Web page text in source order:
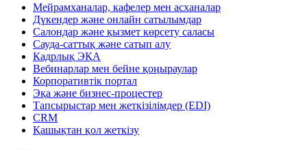
Мейрамханалар, кафелер мен асханалар
Дүкендер және онлайн сатылымдар
Салондар және қызмет көрсету саласы
Сауда-саттық және сатып алу
Кадрлық ЭҚА
Вебинарлар мен бейне қоңыраулар
Корпоративтік портал
Эқа және бизнес-процестер
Тапсырыстар мен жеткізілімдер (EDI)
CRM
Қашықтан қол жеткізу